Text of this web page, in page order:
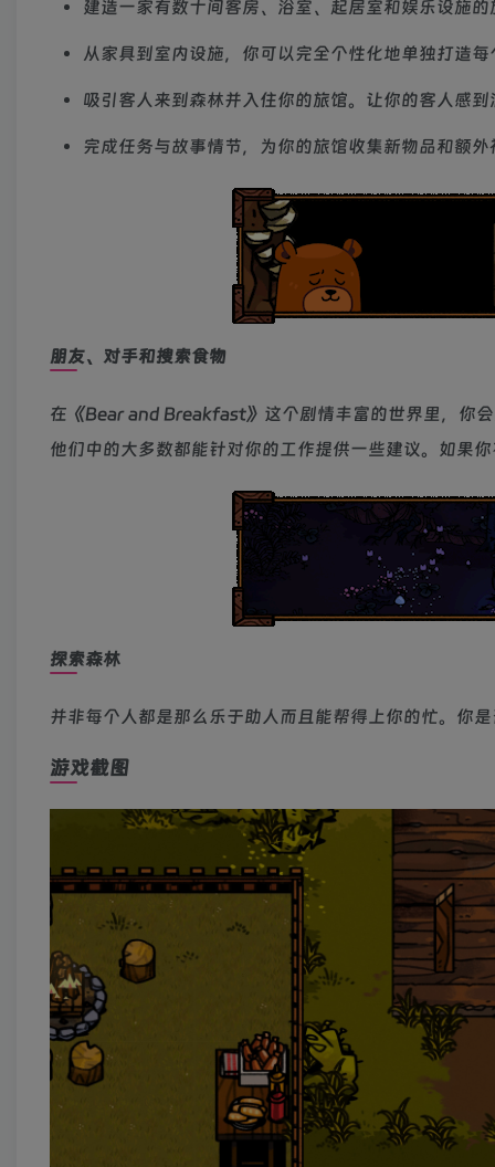
建造一家有数十间客房、浴室、起居室和娱乐设施
从家具到室内设施，你可以完全个性化地单独打造每
吸引客人来到森林并入住你的旅馆。让你的客人感
完成任务与故事情节，为你的旅馆收集新物品和额外
朋友、对手和搜索食物
在《Bear and Breakfast》这个剧情丰富的世界里，你
他们中的大多数都能针对你的工作提供一些建议。如果
探索森林
并非每个人都是那么乐于助人而且能帮得上你的忙。你
游戏截图